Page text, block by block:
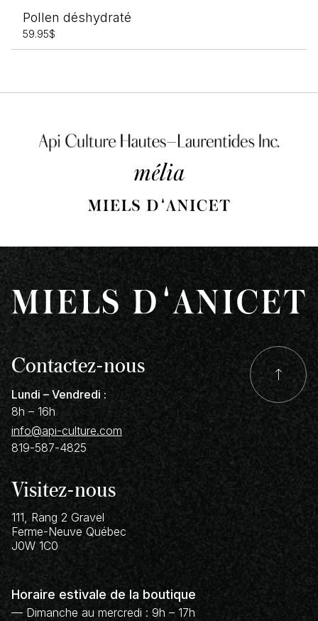
Pollen déshydraté
59.95$
Contactez-nous
Lundi – Vendredi :
8h – 16h
info@api-culture.com
819-587-4825
Visitez-nous
111, Rang 2 Gravel
Ferme-Neuve Québec
J0W 1C0
Horaire estivale de la boutique
— Dimanche au mercredi : 9h – 17h